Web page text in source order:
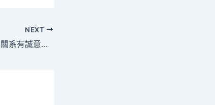
NEXT
謝鋒：中國對發展中美關系有誠意但講原則